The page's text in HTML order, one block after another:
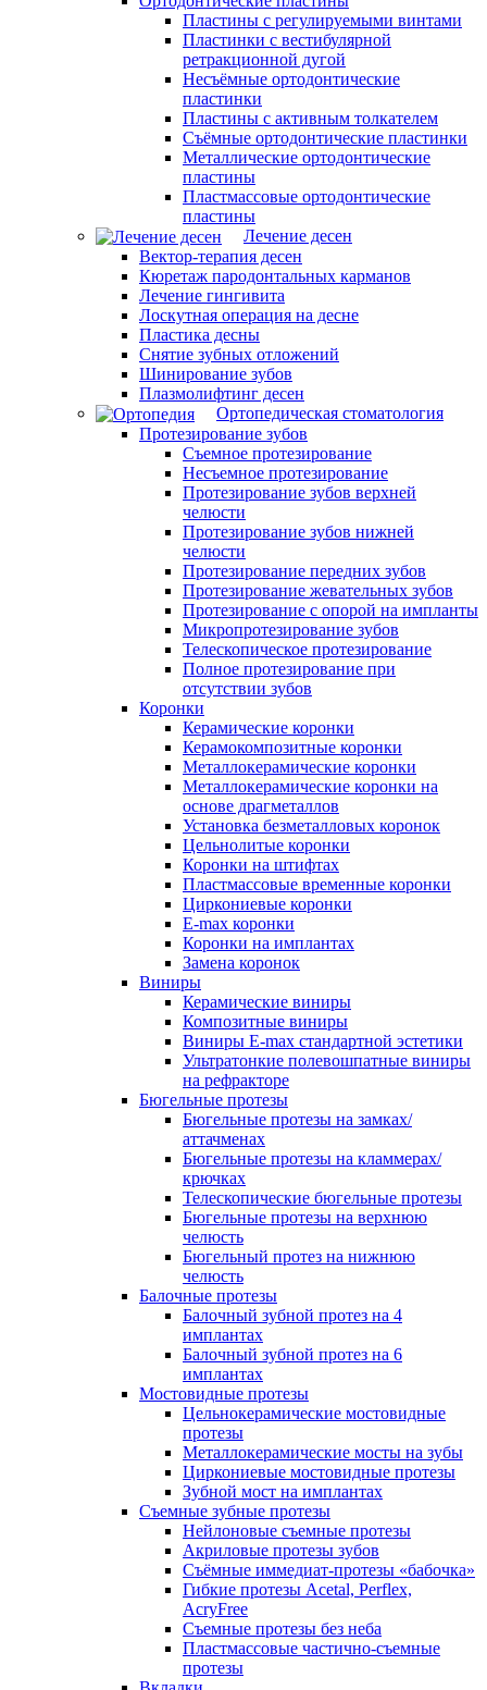
Пластины с регулируемыми винтами
Пластинки с вестибулярной
ретракционной дугой
Несъёмные ортодонтические
пластинки
Пластины с активным толкателем
Съёмные ортодонтические пластинки
Металлические ортодонтические
пластины
Пластмассовые ортодонтические
пластины
Лечение десен
Вектор-терапия десен
Кюретаж пародонтальных карманов
Лечение гингивита
Лоскутная операция на десне
Пластика десны
Снятие зубных отложений
Шинирование зубов
Плазмолифтинг десен
Ортопедическая стоматология
Протезирование зубов
Съемное протезирование
Несъемное протезирование
Протезирование зубов верхней
челюсти
Протезирование зубов нижней
челюсти
Протезирование передних зубов
Протезирование жевательных зубов
Протезирование с опорой на импланты
Микропротезирование зубов
Телескопическое протезирование
Полное протезирование при
отсутствии зубов
Коронки
Керамические коронки
Керамокомпозитные коронки
Металлокерамические коронки
Металлокерамические коронки на
основе драгметаллов
Установка безметалловых коронок
Цельнолитые коронки
Коронки на штифтах
Пластмассовые временные коронки
Циркониевые коронки
E-max коронки
Коронки на имплантах
Замена коронок
Виниры
Керамические виниры
Композитные виниры
Виниры E-max стандартной эстетики
Ультратонкие полевошпатные виниры
на рефракторе
Бюгельные протезы
Бюгельные протезы на замках/
аттачменах
Бюгельные протезы на кламмерах/
крючках
Телескопические бюгельные протезы
Бюгельные протезы на верхнюю
челюсть
Бюгельный протез на нижнюю
челюсть
Балочные протезы
Балочный зубной протез на 4
имплантах
Балочный зубной протез на 6
имплантах
Мостовидные протезы
Цельнокерамические мостовидные
протезы
Металлокерамические мосты на зубы
Циркониевые мостовидные протезы
Зубной мост на имплантах
Съемные зубные протезы
Нейлоновые съемные протезы
Акриловые протезы зубов
Съёмные иммедиат‑протезы «бабочка»
Гибкие протезы Acetal, Perflex,
AcryFree
Съемные протезы без неба
Пластмассовые частично-съемные
протезы